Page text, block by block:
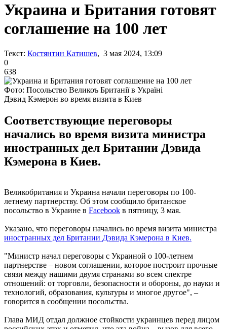
Украина и Британия готовят
соглашение на 100 лет
Текст: Костянтин Катишев, 3 мая 2024, 13:09
0
638
Фото: Посольство Великоъ Британії в Україні
Дэвид Кэмерон во время визита в Киев
Соответствующие переговоры
начались во время визита министра
иностранных дел Британии Дэвида
Кэмерона в Киев.
Великобритания и Украина начали переговоры по 100-
летнему партнерству. Об этом сообщило британское
посольство в Украине в Facebook в пятницу, 3 мая.
Указано, что переговоры начались во время визита министра
иностранных дел Британии Дэвида Кэмерона в Киев.
"Министр начал переговоры с Украиной о 100-летнем
партнерстве – новом соглашении, которое построит прочные
связи между нашими двумя странами во всем спектре
отношений: от торговли, безопасности и обороны, до науки и
технологий, образования, культуры и многое другое", –
говорится в сообщении посольства.
Глава МИД отдал должное стойкости украинцев перед лицом